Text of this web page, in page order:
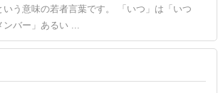
いう意味の若者言葉です。 「いつ」は「いつ
ンバー」あるい ...